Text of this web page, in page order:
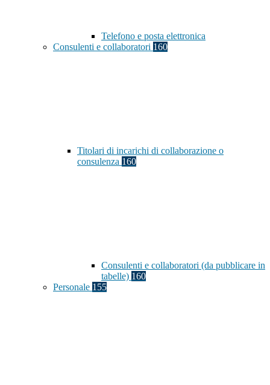
Telefono e posta elettronica
Consulenti e collaboratori 160
Titolari di incarichi di collaborazione o
consulenza 160
Consulenti e collaboratori (da pubblicare in
tabelle) 160
Personale 155